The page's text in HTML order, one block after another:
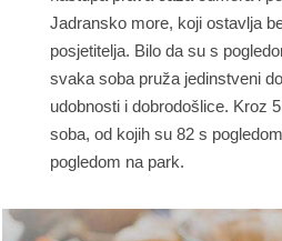
Jadransko more, koji ostavlja
posjetitelja. Bilo da su s
svaka soba pruža jedinstveni
udobnosti i dobrodošlice. Kroz
soba, od kojih su 82 s
pogledom na park.